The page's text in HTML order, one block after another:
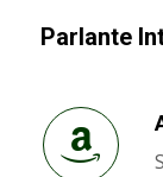
Parlante